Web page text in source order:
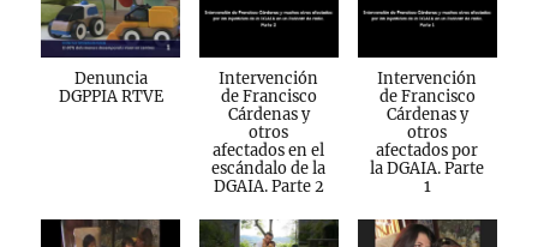
Denuncia
DGPPIA RTVE
Intervención
de Francisco
Cárdenas y
otros
afectados en el
escándalo de la
DGAIA. Parte 2
Intervención
de Francisco
Cárdenas y
otros
afectados por
la DGAIA. Parte
1